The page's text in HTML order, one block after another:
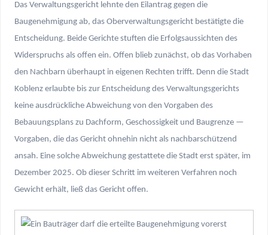
Das Verwaltungsgericht lehnte den Eilantrag gegen die
Baugenehmigung ab, das Oberverwaltungsgericht bestätigte die
Entscheidung. Beide Gerichte stuften die Erfolgsaussichten des
Widerspruchs als offen ein. Offen blieb zunächst, ob das Vorhaben
den Nachbarn überhaupt in eigenen Rechten trifft. Denn die Stadt
Koblenz erlaubte bis zur Entscheidung des Verwaltungsgerichts
keine ausdrückliche Abweichung von den Vorgaben des
Bebauungsplans zu Dachform, Geschossigkeit und Baugrenze —
Vorgaben, die das Gericht ohnehin nicht als nachbarschützend
ansah. Eine solche Abweichung gestattete die Stadt erst später, im
Dezember 2025. Ob dieser Schritt im weiteren Verfahren noch
Gewicht erhält, ließ das Gericht offen.